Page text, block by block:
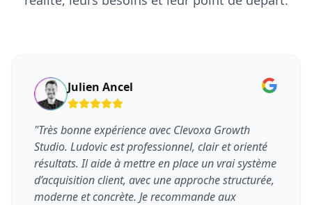
Julien Ancel
"Très bonne expérience avec Clevoxa Growth
Studio. Ludovic est professionnel, clair et orienté
résultats. Il aide à mettre en place un vrai système
d’acquisition client, avec une approche structurée,
moderne et concrète. Je recommande aux